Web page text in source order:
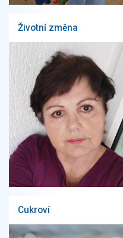
Životní změna
Cukroví